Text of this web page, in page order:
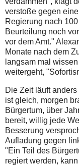
verstoße gegen
Regierung nach
Beurteilung noch
vor dem Amt."
Monate nach dem
langsam mal
weitergeht,
Die Zeit läuft
ist gleich, morgen
Bürgertum, über
bereit, willig jede
Besserung
Aufladung gegen
"Ein Teil des
regiert werden,